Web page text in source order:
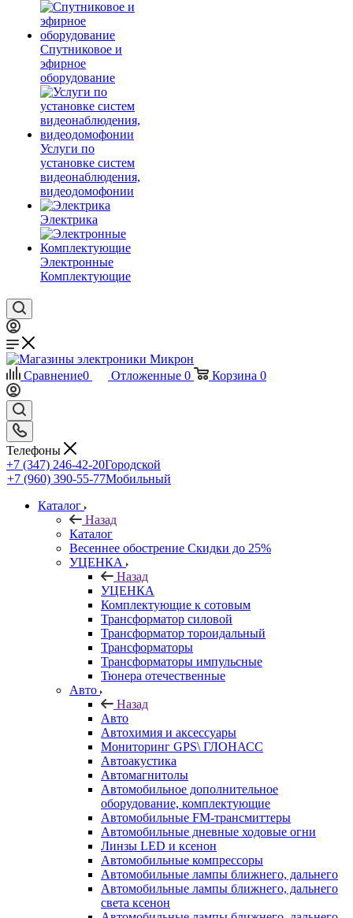
Спутниковое и
эфирное
оборудование
Услуги по
установке систем
видеонаблюдения,
видеодомофонии
Электрика
Электронные
Комплектующие
Сравнение0 Отложенные 0 Корзина 0
Телефоны
+7 (347) 246-42-20Городской
+7 (960) 390-55-77Мобильный
Каталог
Назад
Каталог
Весеннее обострение Скидки до 25%
УЦЕНКА
Назад
УЦЕНКА
Комплектующие к сотовым
Трансформатор силовой
Трансформатор тороидальный
Трансформаторы
Трансформаторы импульсные
Тюнера отечественные
Авто
Назад
Авто
Автохимия и аксессуары
Мониторинг GPS\ ГЛОНАСС
Автоакустика
Автомагнитолы
Автомобильное дополнительное
оборудование, комплектующие
Автомобильные FM-трансмиттеры
Автомобильные дневные ходовые огни
Линзы LED и ксенон
Автомобильные компрессоры
Автомобильные лампы ближнего, дальнего
Автомобильные лампы ближнего, дальнего
света ксенон